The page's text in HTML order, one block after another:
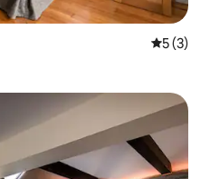
5 (3)